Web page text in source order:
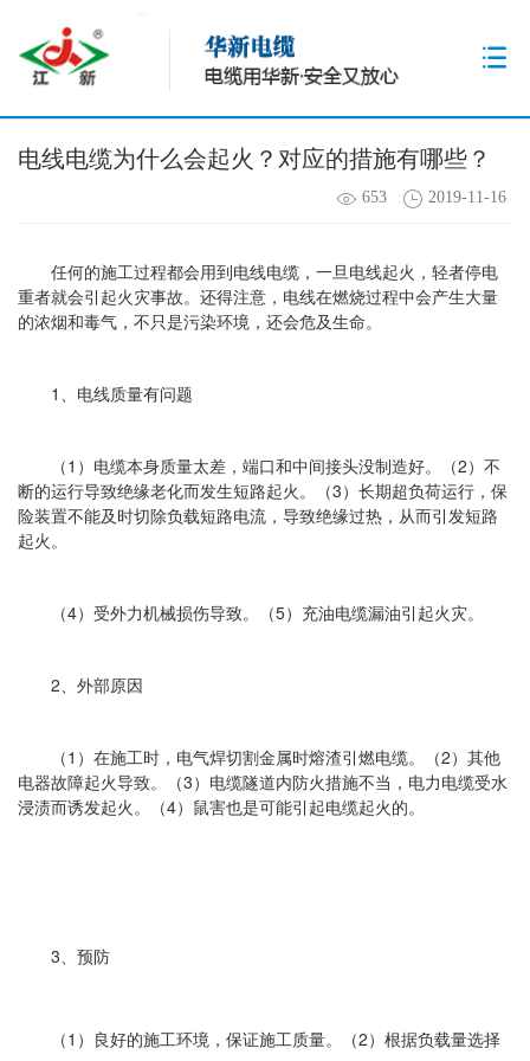
电线电缆为什么会起火？对应的措施有哪些？
653 2019-11-16
任何的施工过程都会用到电线电缆，一旦电线起火，轻者停电
重者就会引起火灾事故。还得注意，电线在燃烧过程中会产生大量
的浓烟和毒气，不只是污染环境，还会危及生命。
1、电线质量有问题
（1）电缆本身质量太差，端口和中间接头没制造好。（2）不
断的运行导致绝缘老化而发生短路起火。（3）长期超负荷运行，保
险装置不能及时切除负载短路电流，导致绝缘过热，从而引发短路
起火。
（4）受外力机械损伤导致。（5）充油电缆漏油引起火灾。
2、外部原因
（1）在施工时，电气焊切割金属时熔渣引燃电缆。（2）其他
电器故障起火导致。（3）电缆隧道内防火措施不当，电力电缆受水
浸渍而诱发起火。（4）鼠害也是可能引起电缆起火的。
3、预防
（1）良好的施工环境，保证施工质量。（2）根据负载量选择